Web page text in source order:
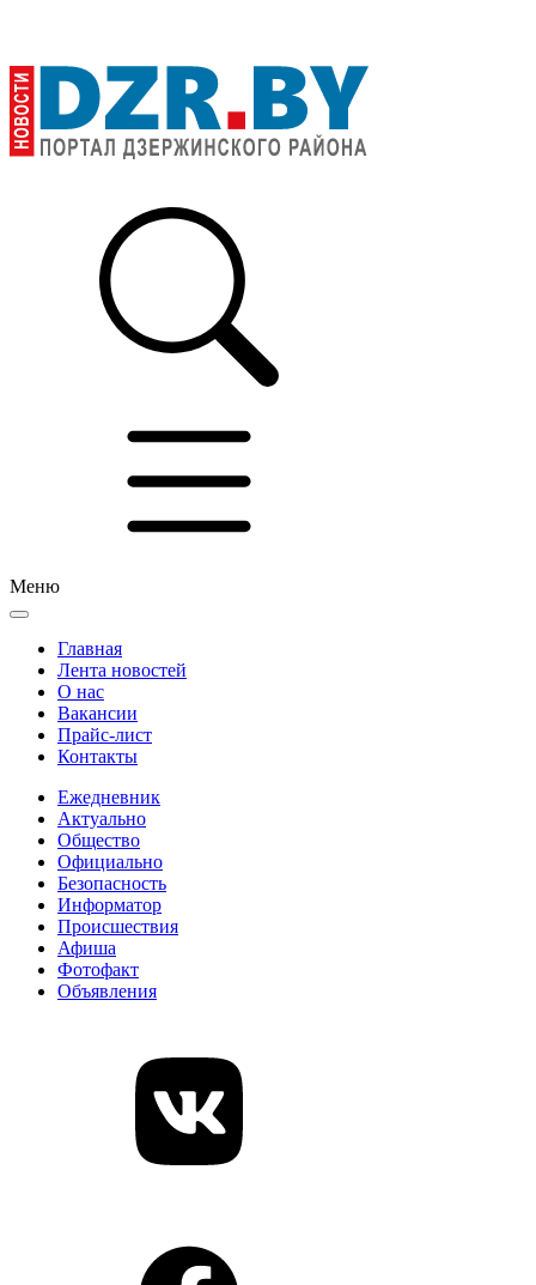
Меню
Главная
Лента новостей
О нас
Вакансии
Прайс-лист
Контакты
Ежедневник
Актуально
Общество
Официально
Безопасность
Информатор
Происшествия
Афиша
Фотофакт
Объявления